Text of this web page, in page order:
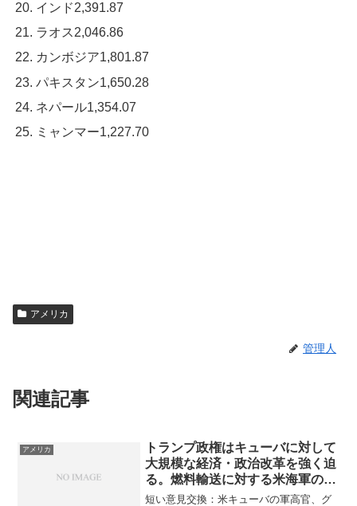
インド2,391.87
ラオス2,046.86
カンボジア1,801.87
パキスタン1,650.28
ネパール1,354.07
ミャンマー1,227.70
アメリカ
管理人
関連記事
アメリカ
トランプ政権はキューバに対して
大規模な経済・政治改革を強く迫
る。燃料輸送に対する米海軍の封
鎖措置も継続
短い意見交換：米キューバの軍高官、グ